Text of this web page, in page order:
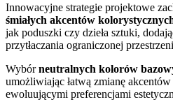
Innowacyjne strategie projektowe
śmiałych akcentów
jak poduszki czy dzieła sztuki,
przytłaczania ograniczonej
Wybórneutralnych kolorów
umożliwiając łatwą zmianę
ewoluującymi preferencjami